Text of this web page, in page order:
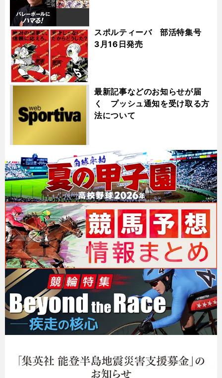
スポルティーバ 部活特集号
3月16日発売
最新記事などのお知らせが届
く プッシュ通知を受け取る方
法について